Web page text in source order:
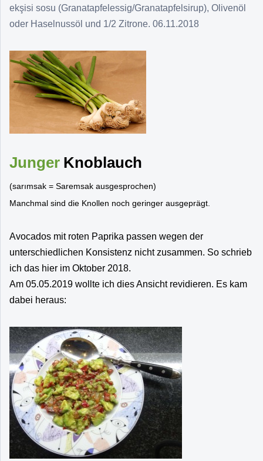
ekşisi sosu (Granatapfelessig/Granatapfelsirup), Olivenöl
oder Haselnussöl und 1/2 Zitrone. 06.11.2018
Junger Knoblauch
(sarımsak = Saremsak ausgesprochen)
Manchmal sind die Knollen noch geringer ausgeprägt.
Avocados mit roten Paprika passen wegen der
unterschiedlichen Konsistenz nicht zusammen. So schrieb
ich das hier im Oktober 2018.
Am 05.05.2019 wollte ich dies Ansicht revidieren. Es kam
dabei heraus: